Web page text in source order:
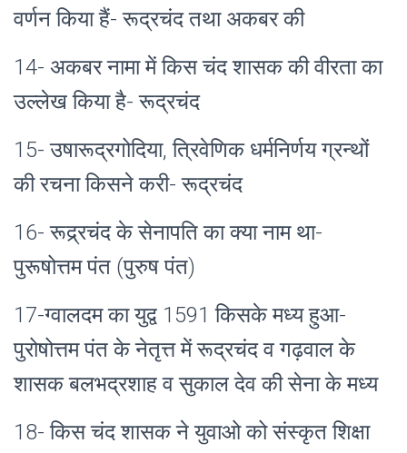
वर्णन किया हैं- रूद्रचंद तथा अकबर की
14- अकबर नामा में किस चंद शासक की वीरता का
उल्लेख किया है- रूद्रचंद
15- उषारूद्रगोदिया, त्रिवेणिक धर्मनिर्णय ग्रन्थों
की रचना किसने करी- रूद्रचंद
16- रूद्र्रचंद के सेनापति का क्या नाम था-
पुरूषोत्तम पंत (पुरुष पंत)
17-ग्वालदम का युद्व 1591 किसके मध्य हुआ-
पुरोषोत्तम पंत के नेतृत्त में रूद्रचंद व गढ़वाल के
शासक बलभद्रशाह व सुकाल देव की सेना के मध्य
18- किस चंद शासक ने युवाओ को संस्कृत शिक्षा